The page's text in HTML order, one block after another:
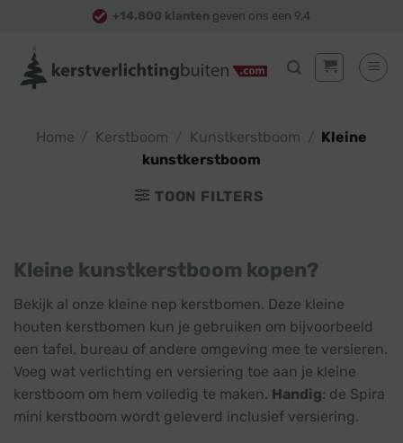
content
+14.800 klanten geven ons een 9,4
Home Kerstboom Kunstkerstboom
Kleine
kunstkerstboom
TOON FILTERS
Kleine kunstkerstboom kopen?
Bekijk al onze kleine nep kerstbomen. Deze kleine
houten kerstbomen kun je gebruiken om bijvoorbeeld
een tafel, bureau of andere omgeving mee te versieren.
Voeg wat verlichting en versiering toe aan je kleine
kerstboom om hem volledig te maken. Handig: de Spira
mini kerstboom wordt geleverd inclusief versiering.